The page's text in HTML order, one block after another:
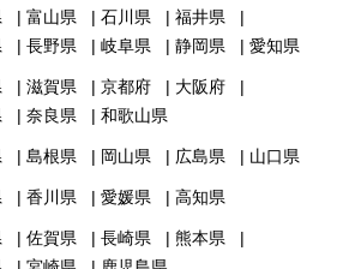
富山県 石川県
福井県
長野県 岐阜県 静岡県 愛知県
滋賀県 京都府
大阪府
奈良県 和歌山県
島根県 岡山県 広島県 山口県
香川県 愛媛県 高知県
佐賀県 長崎県
熊本県